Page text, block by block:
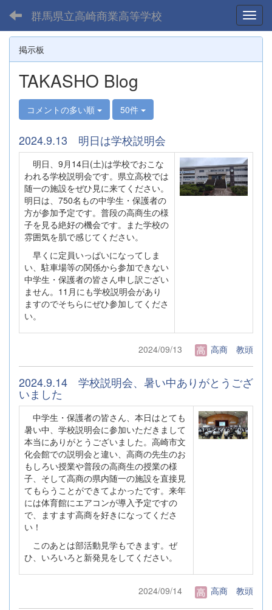
群馬県立高崎商業高等学校
掲示板
TAKASHO Blog
コメントの多い順 50件
2024.9.13 明日は学校説明会
明日、9月14日(土)は学校でおこな
われる学校説明会です。県立高校では
随一の施設をぜひ見に来てください。
明日は、750名もの中学生・保護者の
方が参加予定です。普段の高商生の様
子を見る絶好の機会です。また学校の
雰囲気を肌で感じてください。
早くに定員いっぱいになってしま
い、駐車場等の関係から参加できない
中学生・保護者の皆さん申し訳ござい
ません。11月にも学校説明会があり
ますのでそちらにぜひ参加してくださ
い。
2024/09/13 高商 教頭
2024.9.14 学校説明会、暑い中ありがとうござ
いました
中学生・保護者の皆さん、本日はとても
暑い中、学校説明会に参加いただきまして
本当にありがとうございました。高崎市文
化会館での説明会と違い、高商の先生のお
もしろい授業や普段の高商生の授業の様
子、そして高商の県内随一の施設を直接見
てもらうことができてよかったです。来年
には体育館にエアコンが導入予定ですの
で、ますます高商を好きになってくださ
い！
このあとは部活動見学もできます。ぜ
ひ、いろいろと新発見をしてください。
2024/09/14 高商 教頭